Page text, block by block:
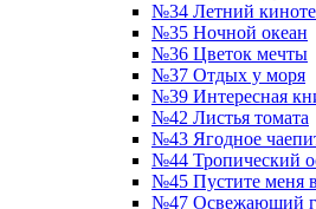
№34 Летний
№35 Ночной океан
№36 Цветок мечты
№37 Отдых у моря
№39 Интересная
№42 Листья томата
№43 Ягодное
№44 Тропический
№45 Пустите меня
№47 Освежающий